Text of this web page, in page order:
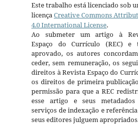
Este trabalho está licenciado sob
licençaCreative Commons
4.0 International License.
Ao submeter um artigo à
Espaço do Currículo (REC) e
aprovado, os autores
ceder, sem remuneração, os
direitos à Revista Espaço do
os direitos de primeira
permissão para que a REC
esse artigo e seus metadados
serviços de indexação e
seus editores julguem